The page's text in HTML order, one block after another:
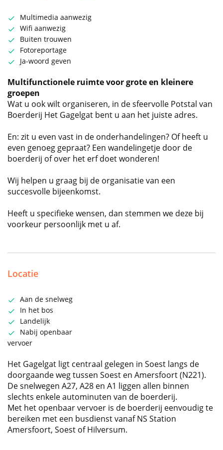
Multimedia aanwezig
Wifi aanwezig
Buiten trouwen
Fotoreportage
Ja-woord geven
Multifunctionele ruimte voor grote en kleinere
groepen
Wat u ook wilt organiseren, in de sfeervolle Potstal van
Boerderij Het Gagelgat bent u aan het juiste adres.
En: zit u even vast in de onderhandelingen? Of heeft u
even genoeg gepraat? Een wandelingetje door de
boerderij of over het erf doet wonderen!
Wij helpen u graag bij de organisatie van een
succesvolle bijeenkomst.
Heeft u specifieke wensen, dan stemmen we deze bij
voorkeur persoonlijk met u af.
Locatie
Aan de snelweg
In het bos
Landelijk
Nabij openbaar
vervoer
Het Gagelgat ligt centraal gelegen in Soest langs de
doorgaande weg tussen Soest en Amersfoort (N221).
De snelwegen A27, A28 en A1 liggen allen binnen
slechts enkele autominuten van de boerderij.
Met het openbaar vervoer is de boerderij eenvoudig te
bereiken met een busdienst vanaf NS Station
Amersfoort, Soest of Hilversum.